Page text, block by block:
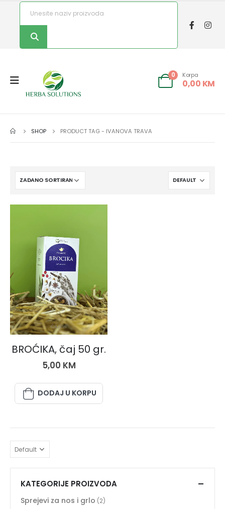
0 Korpa
0,00 KM
SHOP PRODUCT TAG - IVANOVA TRAVA
ČAJEVI
BROĆIKA, čaj 50 gr.
5,00 KM
DODAJ U KORPU
KATEGORIJE PROIZVODA
Sprejevi za nos i grlo (2)